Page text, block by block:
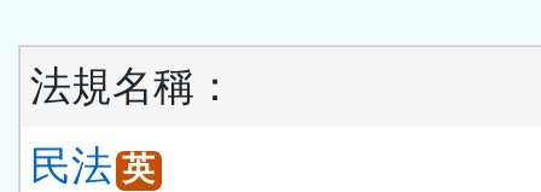
法規名稱：
民法 英